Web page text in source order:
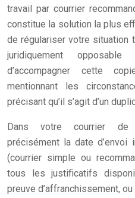
travail par courrier
constitue la solution la plus
de régulariser votre situation
juridiquement
d’accompagner cette
mentionnant les
précisant qu’il s’agit d’un
Dans votre courrier de
précisément la date
(courrier simple ou
tous les justificatifs
preuve d’affranchissement,